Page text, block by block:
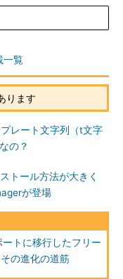
一覧
ります
レート文字列（t文字
の？
トール方法が大きく
が登場
ートに移行したフリー
の進化の道筋